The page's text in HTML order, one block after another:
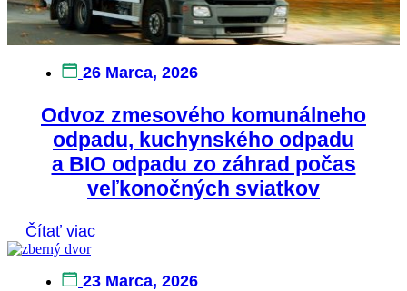
26 Marca, 2026
Odvoz zmesového komunálneho
odpadu, kuchynského odpadu
a BIO odpadu zo záhrad počas
veľkonočných sviatkov
Čítať viac
23 Marca, 2026